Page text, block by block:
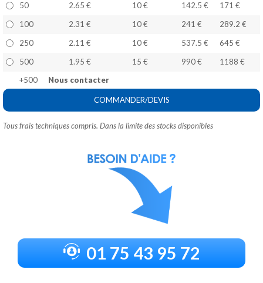
50
2.65 € 10 € 142.5 €
171 €
100
2.31 € 10 € 241 €
289.2 €
250
2.11 € 10 € 537.5 €
645 €
500
1.95 € 15 € 990 €
1188 €
+500
Nous contacter
COMMANDER/DEVIS
Tous frais techniques compris. Dans la limite des stocks disponibles
01 75 43 95 72